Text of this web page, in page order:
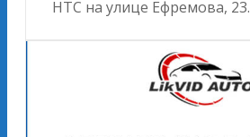
НТС на улице Ефремова, 23.